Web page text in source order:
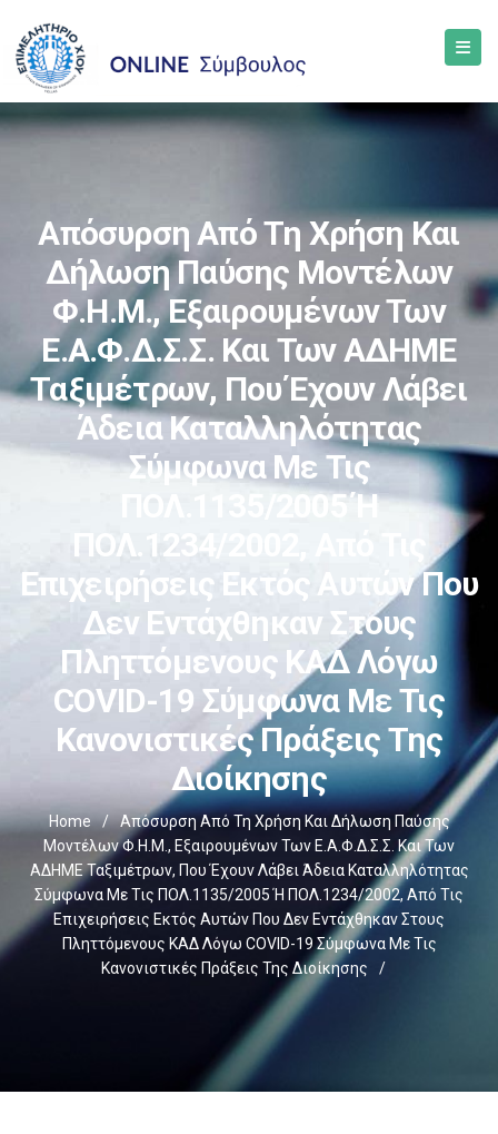
Απόσυρση Από Τη Χρήση Και
Δήλωση Παύσης Μοντέλων
Φ.Η.Μ., Εξαιρουμένων Των
Ε.Α.Φ.Δ.Σ.Σ. Και Των ΑΔΗΜΕ
Ταξιμέτρων, Που Έχουν Λάβει
Άδεια Καταλληλότητας
Σύμφωνα Με Τις
ΠΟΛ.1135/2005 Ή
ΠΟΛ.1234/2002, Από Τις
Επιχειρήσεις Εκτός Αυτών Που
Δεν Εντάχθηκαν Στους
Πληττόμενους ΚΑΔ Λόγω
COVID-19 Σύμφωνα Με Τις
Κανονιστικές Πράξεις Της
Διοίκησης
Home /
Απόσυρση Από Τη Χρήση Και Δήλωση Παύσης
Μοντέλων Φ.Η.Μ., Εξαιρουμένων Των Ε.Α.Φ.Δ.Σ.Σ. Και Των
ΑΔΗΜΕ Ταξιμέτρων, Που Έχουν Λάβει Άδεια Καταλληλότητας
Σύμφωνα Με Τις ΠΟΛ.1135/2005 Ή ΠΟΛ.1234/2002, Από Τις
Επιχειρήσεις Εκτός Αυτών Που Δεν Εντάχθηκαν Στους
Πληττόμενους ΚΑΔ Λόγω COVID-19 Σύμφωνα Με Τις
Κανονιστικές Πράξεις Της Διοίκησης
/